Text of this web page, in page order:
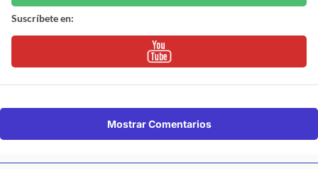
Suscríbete en:
Mostrar Comentarios